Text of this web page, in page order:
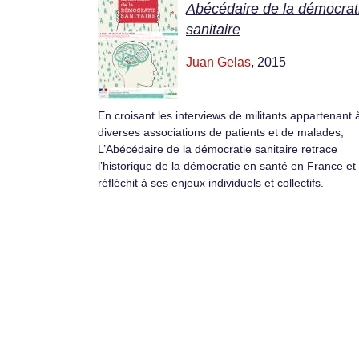
Abécédaire de la
sanitaire
Juan Gelas, 2015
En croisant les interviews de militants appartenant
diverses associations de patients et de malades,
L’Abécédaire de la démocratie sanitaire retrace
l’historique de la démocratie en santé en France et
réfléchit à ses enjeux individuels et collectifs.